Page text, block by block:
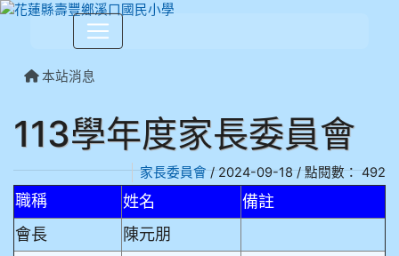
本站消息
113學年度家長委員會
家長委員會/ 2024-09-18 / 點閱數： 492
職稱 姓名
備註
會長
陳元朋